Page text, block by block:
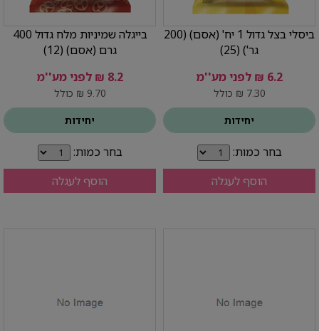
ביסלי בצל גדול 1 יח' (אסם) (200
גר') (25)
6.2 ₪ לפני מע''מ
7.30 ₪ כולל
יחידות
בחר כמות:
הוסף לעגלה
בייגלה שמיניות מלח גדול 400
גרם (אסם) (12)
8.2 ₪ לפני מע''מ
9.70 ₪ כולל
יחידות
בחר כמות:
הוסף לעגלה